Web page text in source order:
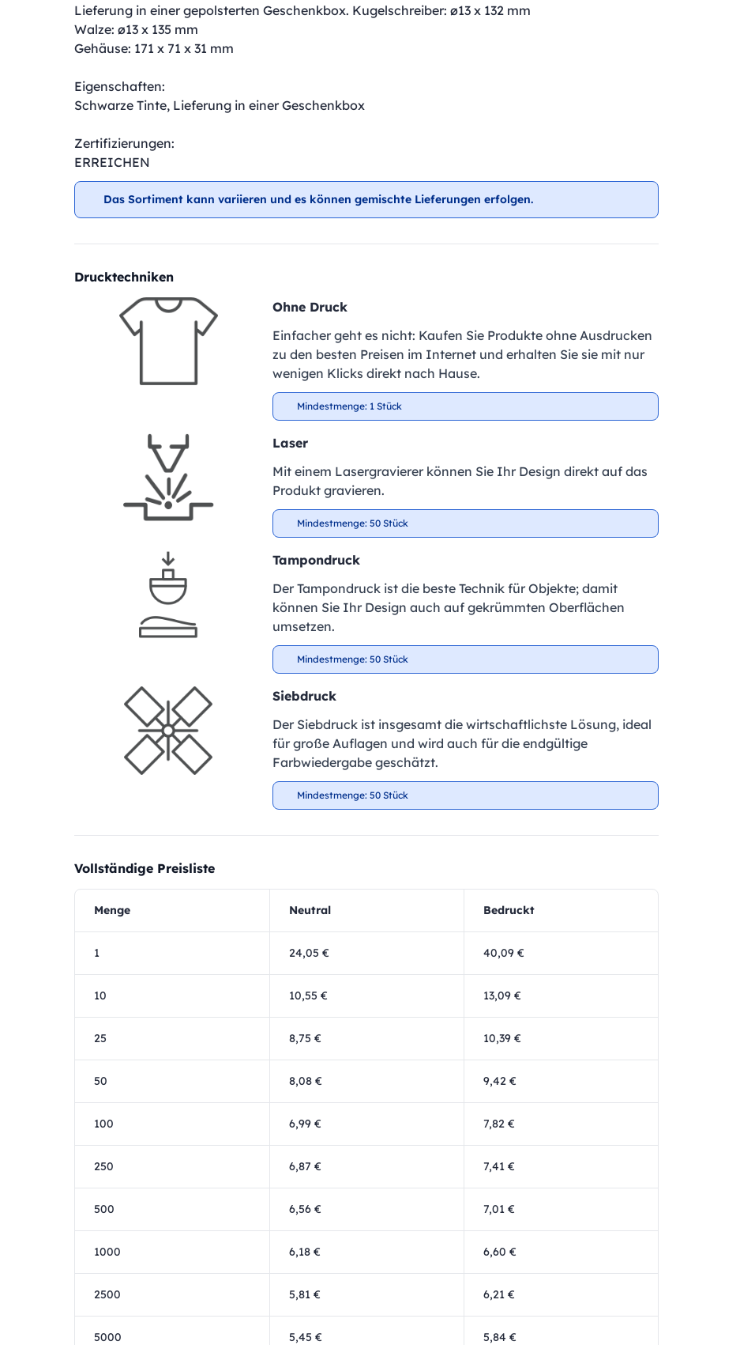
Lieferung in einer gepolsterten Geschenkbox. Kugelschreiber: ø13 x 132 mm
Walze: ø13 x 135 mm
Gehäuse: 171 x 71 x 31 mm
Eigenschaften:
Schwarze Tinte, Lieferung in einer Geschenkbox
Zertifizierungen:
ERREICHEN
Das Sortiment kann variieren und es können gemischte Lieferungen erfolgen.
Drucktechniken
Ohne Druck
Einfacher geht es nicht: Kaufen Sie Produkte ohne Ausdrucken
zu den besten Preisen im Internet und erhalten Sie sie mit nur
wenigen Klicks direkt nach Hause.
Mindestmenge: 1 Stück
Laser
Mit einem Lasergravierer können Sie Ihr Design direkt auf das
Produkt gravieren.
Mindestmenge: 50 Stück
Tampondruck
Der Tampondruck ist die beste Technik für Objekte; damit
können Sie Ihr Design auch auf gekrümmten Oberflächen
umsetzen.
Mindestmenge: 50 Stück
Siebdruck
Der Siebdruck ist insgesamt die wirtschaftlichste Lösung, ideal
für große Auflagen und wird auch für die endgültige
Farbwiedergabe geschätzt.
Mindestmenge: 50 Stück
Vollständige Preisliste
Menge Neutral Bedruckt
1 24,05 € 40,09 €
10 10,55 € 13,09 €
25 8,75 € 10,39 €
50 8,08 € 9,42 €
100 6,99 € 7,82 €
250 6,87 € 7,41 €
500 6,56 € 7,01 €
1000 6,18 € 6,60 €
2500 5,81 € 6,21 €
5000 5,45 € 5,84 €